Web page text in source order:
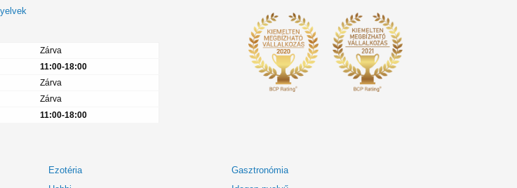
Zárva
11:00-18:00
Zárva
Zárva
11:00-18:00
Ezotéria
Gasztronómia